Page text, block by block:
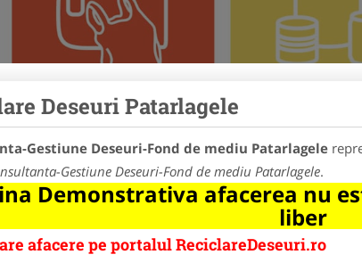
Deseuri Patarlagele
Gestiune Deseuri-Fond de mediu Patarlagele
Gestiune Deseuri-Fond de mediu Patarlagele.
Demonstrativa afacerea nu
liber
afacere pe portalul ReciclareDeseuri.ro